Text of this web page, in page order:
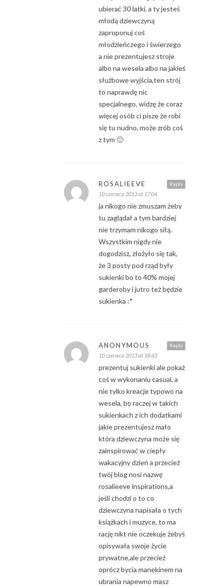
ubierać 30 latki, a ty jesteś
młodą dziewczyną
zaproponuj coś
młodzieńczego i świerzego
a nie prezentujesz stroje
albo na wesela albo na jakieś
służbowe wyjścia,ten strój
to naprawdę nic
specjalnego, widzę że coraz
więcej osób ci pisze że robi
się tu nudno, może zrób coś
z tym 🙂
Reply
ROSALIEEVE
10 czerwca 2013 at 17:04
ja nikogo nie zmuszam żeby
tu zaglądał a tym bardziej
nie trzymam nikogo siłą.
Wszystkim nigdy nie
dogodzisz, złożyło się tak,
że 3 posty pod rząd były
sukienki bo to 40% mojej
garderoby i jutro też będzie
sukienka :*
Reply
ANONYMOUS
10 czerwca 2013 at 18:43
prezentuj sukienki ale pokaż
coś w wykonaniu casual, a
nie tylko kreacje typowo na
wesela, bo raczej w takich
sukienkach z ich dodatkami
jakie prezentujesz mało
która dziewczyna może się
zainspirować w ciepły
wakacyjny dzień a przecież
twój blog nosi nazwę
rosalieeve inspirations,a
jeśli chodzi o to co
dziewczyna napisała o tych
książkach i muzyce, to ma
rację nikt nie oczekuje żebyś
opisywała swoje życie
prywatne,ale przecież
oprócz bycia manekinem na
ubrania napewno masz